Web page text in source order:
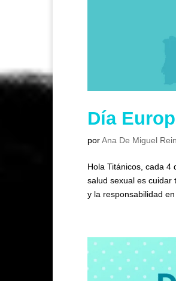
Día
porAna De Miguel
Hola Titánicos, cada 4
salud sexual es cuidar
y la responsabilidad en